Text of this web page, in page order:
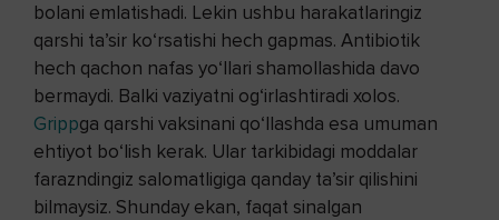
bolani emlatishadi. Lekin ushbu harakatlaringiz
qarshi ta’sir ko‘rsatishi hech gapmas. Antibiotik
hech qachon nafas yo‘llari shamollashida davo
bermaydi. Balki vaziyatni og‘irlashtiradi xolos.
Grippga qarshi vaksinani qo‘llashda esa umuman
ehtiyot bo‘lish kerak. Ular tarkibidagi moddalar
farazndingiz salomatligiga qanday ta’sir qilishini
bilmaysiz. Shunday ekan, faqat sinalgan